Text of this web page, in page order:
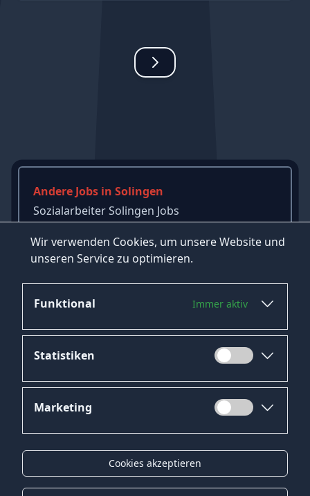
Wir verwenden Cookies, um unsere Website und
unseren Service zu optimieren.
Funktional Immer aktiv
Statistiken
Marketing
Cookies akzeptieren
Andere Jobs in Solingen
Sozialarbeiter Solingen Jobs
Bankkaufmann Solingen Jobs
Mehr Jobs in Solingen ansehen
Datenschutz
Impressum
Kontakt
Gender-Hinweis